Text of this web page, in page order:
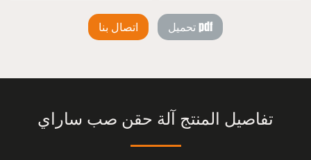
اتصال بنا تحميل pdf
تفاصيل المنتج آلة حقن صب ساراي